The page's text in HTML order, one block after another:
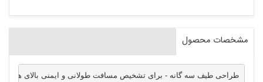
مشخصات محصول